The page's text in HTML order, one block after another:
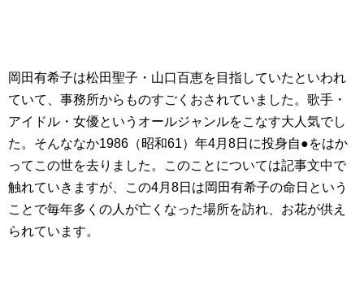
岡田有希子は松田聖子・山口百恵を目指していたといわれ
ていて、事務所からものすごくおされていました。歌手・
アイドル・女優というオールジャンルをこなす大人気でし
た。そんななか1986（昭和61）年4月8日に投身自●をはか
ってこの世を去りました。このことについては記事文中で
触れていきますが、この4月8日は岡田有希子の命日という
ことで毎年多くの人が亡くなった場所を訪れ、お花が供え
られています。